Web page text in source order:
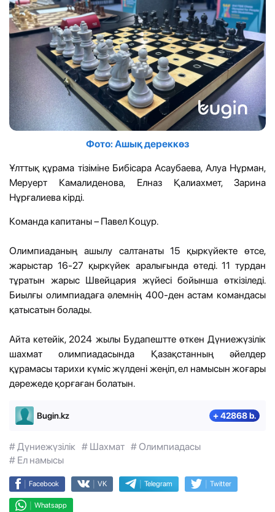
Фото: Ашық дереккөз
Ұлттық құрама тізіміне Бибісара Асаубаева, Алуа Нұрман,
Меруерт Камалиденова, Елназ Қалиахмет, Зарина
Нұрғалиева кірді.
Команда капитаны – Павел Коцур.
Олимпиаданың ашылу салтанаты 15 қыркүйекте өтсе,
жарыстар 16-27 қыркүйек аралығында өтеді. 11 турдан
тұратын жарыс Швейцария жүйесі бойынша өткізіледі.
Биылғы олимпиадаға әлемнің 400-ден астам командасы
қатысатын болады.
Айта кетейік, 2024 жылы Будапештте өткен Дүниежүзілік
шахмат олимпиадасында Қазақстанның әйелдер
құрамасы тарихи күміс жүлдені жеңіп, ел намысын жоғары
дәрежеде қорғаған болатын.
Bugin.kz + 42868 b.
# Дүниежүзілік # Шахмат # Олимпиадасы
# Ел намысы
| Facebook | VK | Telegram | Twitter
| Whatsapp